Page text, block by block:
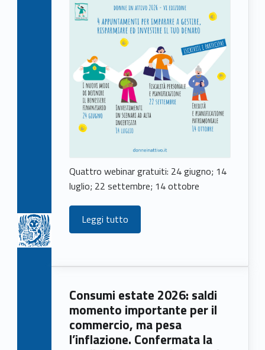
Quattro webinar gratuiti: 24 giugno; 14
luglio; 22 settembre; 14 ottobre
Leggi tutto
Consumi estate 2026: saldi
momento importante per il
commercio, ma pesa
l’inflazione. Confermata la